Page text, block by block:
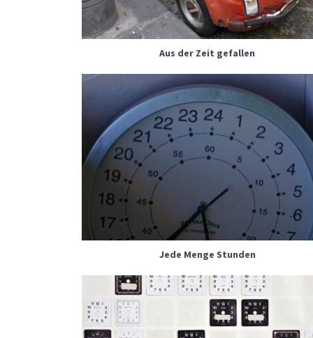
Aus der Zeit gefallen
Jede Menge Stunden